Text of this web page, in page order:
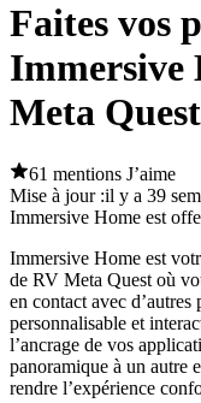
Faites vos
Immersive
Meta Quest
61 mentions J’aime
Mise à jour :il y a 39
Immersive Home est
Immersive Home est
de RV Meta Quest où
en contact avec
personnalisable et
l’ancrage de vos
panoramique à un autre
rendre l’expérience